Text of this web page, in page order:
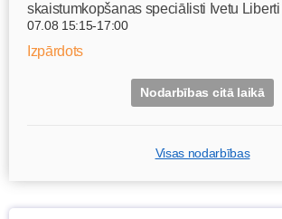
skaistumkopšanas speciālisti Ivetu Liberti
07.08 15:15-17:00
Izpārdots
Nodarbības citā laikā
Visas nodarbības